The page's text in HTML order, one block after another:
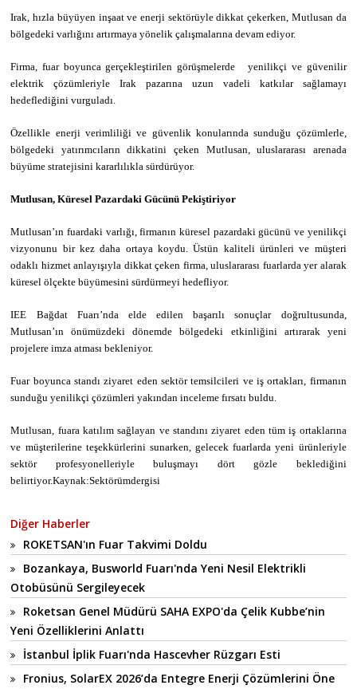
Irak, hızla büyüyen inşaat ve enerji sektörüyle dikkat çekerken, Mutlusan da
bölgedeki varlığını artırmaya yönelik çalışmalarına devam ediyor.
Firma, fuar boyunca gerçekleştirilen görüşmelerde
yenilikçi ve güvenilir
elektrik çözümleriyle Irak pazarına uzun vadeli katkılar sağlamayı
hedeflediğini vurguladı.
Özellikle enerji verimliliği ve güvenlik konularında sunduğu çözümlerle,
bölgedeki yatırımcıların dikkatini çeken Mutlusan, uluslararası arenada
büyüme stratejisini kararlılıkla sürdürüyor.
Mutlusan, Küresel Pazardaki Gücünü Pekiştiriyor
Mutlusan’ın fuardaki varlığı, firmanın küresel pazardaki gücünü ve yenilikçi
vizyonunu bir kez daha ortaya koydu. Üstün kaliteli ürünleri ve müşteri
odaklı hizmet anlayışıyla dikkat çeken firma, uluslararası fuarlarda yer alarak
küresel ölçekte büyümesini sürdürmeyi hedefliyor.
IEE Bağdat Fuarı’nda elde edilen başarılı sonuçlar doğrultusunda,
Mutlusan’ın önümüzdeki dönemde bölgedeki etkinliğini artırarak yeni
projelere imza atması bekleniyor.
Fuar boyunca standı ziyaret eden sektör temsilcileri ve iş ortakları, firmanın
sunduğu yenilikçi çözümleri yakından inceleme fırsatı buldu.
Mutlusan, fuara katılım sağlayan ve standını ziyaret eden tüm iş ortaklarına
ve müşterilerine teşekkürlerini sunarken, gelecek fuarlarda yeni ürünleriyle
sektör profesyonelleriyle buluşmayı dört gözle beklediğini
belirtiyor.Kaynak:Sektörümdergisi
Diğer Haberler
ROKETSAN'ın Fuar Takvimi Doldu
Bozankaya, Busworld Fuarı'nda Yeni Nesil Elektrikli
Otobüsünü Sergileyecek
Roketsan Genel Müdürü SAHA EXPO'da Çelik Kubbe’nin
Yeni Özelliklerini Anlattı
İstanbul İplik Fuarı'nda Hascevher Rüzgarı Esti
Fronius, SolarEX 2026’da Entegre Enerji Çözümlerini Öne